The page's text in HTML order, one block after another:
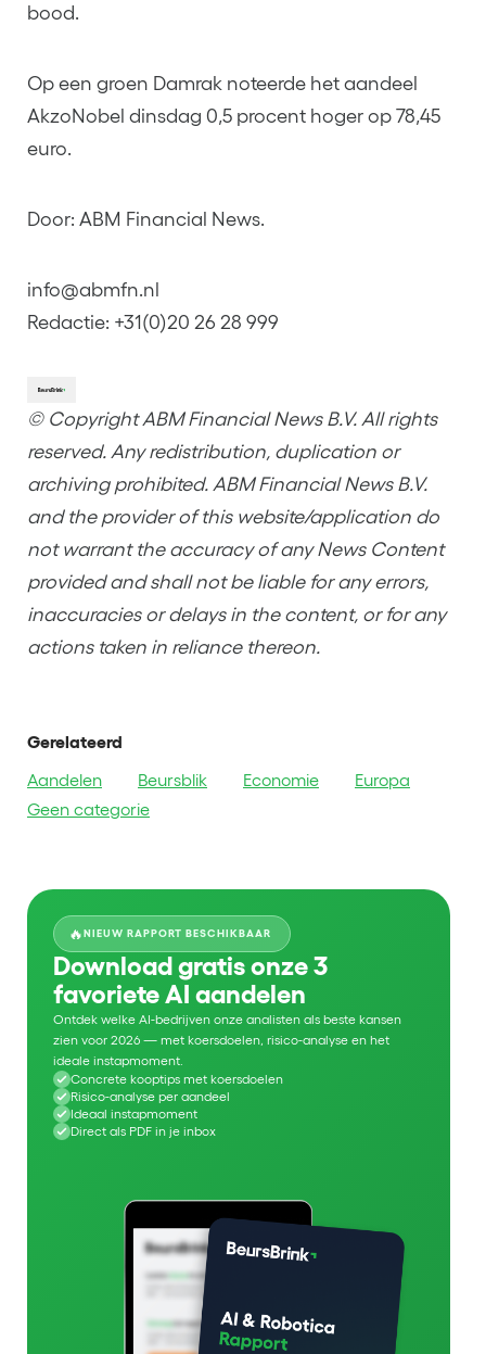
bood.
Op een groen Damrak noteerde het aandeel
AkzoNobel dinsdag 0,5 procent hoger op 78,45
euro.
Door: ABM Financial News.
info@abmfn.nl
Redactie: +31(0)20 26 28 999
© Copyright ABM Financial News B.V. All rights
reserved. Any redistribution, duplication or
archiving prohibited. ABM Financial News B.V.
and the provider of this website/application do
not warrant the accuracy of any News Content
provided and shall not be liable for any errors,
inaccuracies or delays in the content, or for any
actions taken in reliance thereon.
Gerelateerd
Aandelen
Beursblik Economie
Europa
Geen categorie
🔥NIEUW RAPPORT BESCHIKBAAR
Download gratis onze 3
favoriete AI aandelen
Ontdek welke AI-bedrijven onze analisten als beste kansen
zien voor 2026 — met koersdoelen, risico-analyse en het
ideale instapmoment.
Concrete kooptips met koersdoelen
Risico-analyse per aandeel
Ideaal instapmoment
Direct als PDF in je inbox